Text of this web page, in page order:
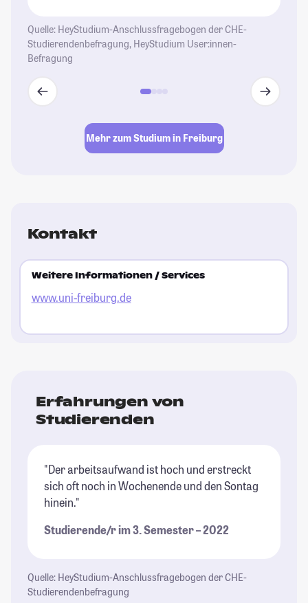
Quelle: HeyStudium-Anschlussfragebogen der CHE-
Studierendenbefragung, HeyStudium User:innen-
Befragung
Mehr zum Studium in Freiburg
Kontakt
Weitere Informationen / Services
www.uni-freiburg.de
Erfahrungen von
Studierenden
"Der arbeitsaufwand ist hoch und erstreckt
sich oft noch in Wochenende und den Sontag
hinein."
Studierende/r im 3. Semester – 2022
Quelle: HeyStudium-Anschlussfragebogen der CHE-
Studierendenbefragung